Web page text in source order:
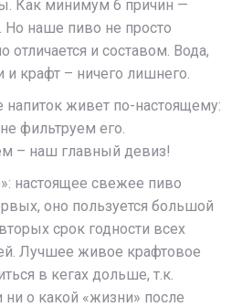
Как минимум 6 причин —
Но наше пиво не просто
отличается и составом. Вода,
крафт – ничего лишнего.
живет по-настоящему:
фильтруем его.
– наш главный девиз!
настоящее свежее пиво
оно пользуется большой
срок годности всех
Лучшее живое крафтовое
в кегах дольше, т.к.
ни о какой «жизни» после